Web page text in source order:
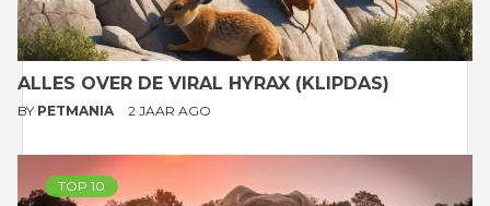
ALLES OVER DE VIRAL HYRAX (KLIPDAS)
BY PETMANIA 2 JAAR AGO
TOP 10